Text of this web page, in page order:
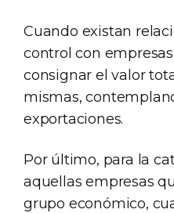
Cuando existan
control con
consignar el valor
mismas,
exportaciones.
Por último, para la
aquellas empresas
grupo económico,